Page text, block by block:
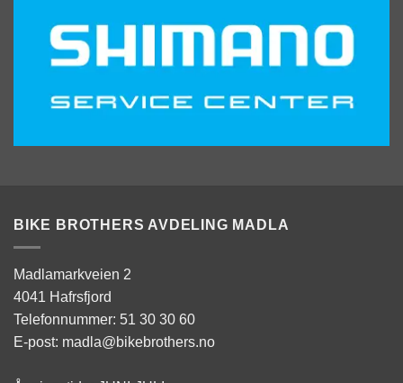
BIKE BROTHERS AVDELING MADLA
Madlamarkveien 2
4041 Hafrsfjord
Telefonnummer: 51 30 30 60
E-post: madla@bikebrothers.no